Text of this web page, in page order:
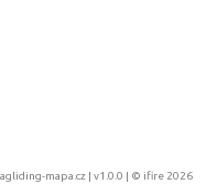
mapa.cz | v1.0.0 | © ifire 2026